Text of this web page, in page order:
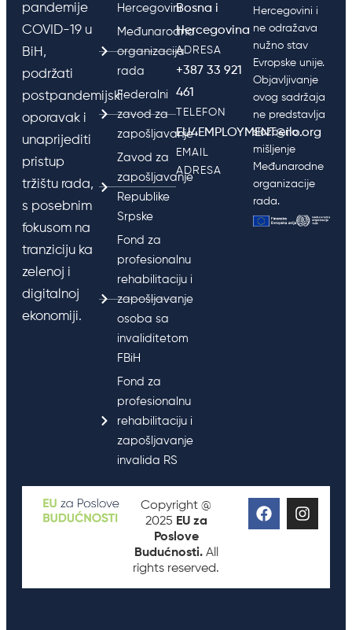
pandemije
COVID-19 u
BiH,
podržati
postpandemijski
oporavak i
unaprijediti
pristup
tržištu rada,
s posebnim
fokusom na
tranziciju ka
zelenoj i
digitalnoj
ekonomiji.
Hercegovini
Međunarodna
organizacija
rada
Federalni
zavod za
zapošljavanje
Zavod za
zapošljavanje
Republike
Srpske
Fond za
profesionalnu
rehabilitaciju i
zapošljavanje
osoba sa
invaliditetom
FBiH
Fond za
profesionalnu
rehabilitaciju i
zapošljavanje
invalida RS
Bosna i
Hercegovina
ADRESA
+387 33 921
461
TELEFON
EU4EMPLOYMENT@ilo.org
EMAIL
ADRESA
Hercegovini i
ne odražava
nužno stav
Evropske unije.
Objavljivanje
ovog sadržaja
ne predstavlja
službeno
mišljenje
Međunarodne
organizacije
rada.
Copyright @
2025 EU za
Poslove
Budućnosti.All
rights reserved.